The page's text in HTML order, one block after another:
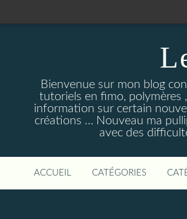
Bienvenue sur mon blog
tutoriels en fimo, polymères
information sur certain
créations … Nouveau ma
avec des
ACCUEIL CATÉGORIES